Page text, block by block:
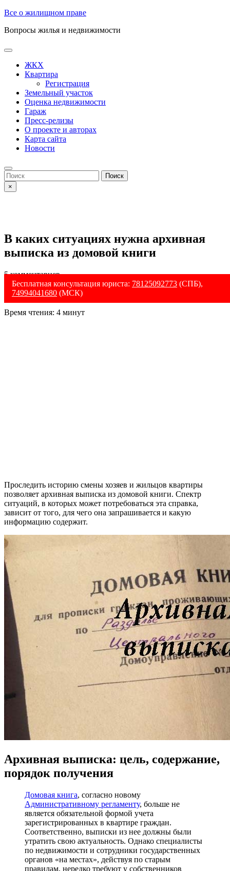
Skip
content
Все о жилищном праве
Вопросы жилья и недвижимости
Open
ButtonЖКХ
Квартира
Регистрация
Земельный участок
Оценка недвижимости
Гараж
Пресс-релизы
О проекте и авторах
Карта сайта
Новости
Close
Button
Search
for:
×
В каких ситуациях нужна архивная
выписка из домовой книги
5 комментариев
Бесплатная консультация юриста: 78125092773 (СПБ),
74994041680 (МСК)
Время чтения: 4 минут
Проследить историю смены хозяев и жильцов квартиры
позволяет архивная выписка из домовой книги. Спектр
ситуаций, в которых может потребоваться эта справка,
зависит от того, для чего она запрашивается и какую
информацию содержит.
Архивная выписка: цель, содержание,
порядок получения
Домовая книга, согласно новому
Административному регламенту, больше не
является обязательной формой учета
зарегистрированных в квартире граждан.
Соответственно, выписки из нее должны были
утратить свою актуальность. Однако специалисты
по недвижимости и сотрудники государственных
органов «на местах», действуя по старым
правилам, нередко требуют у собственников